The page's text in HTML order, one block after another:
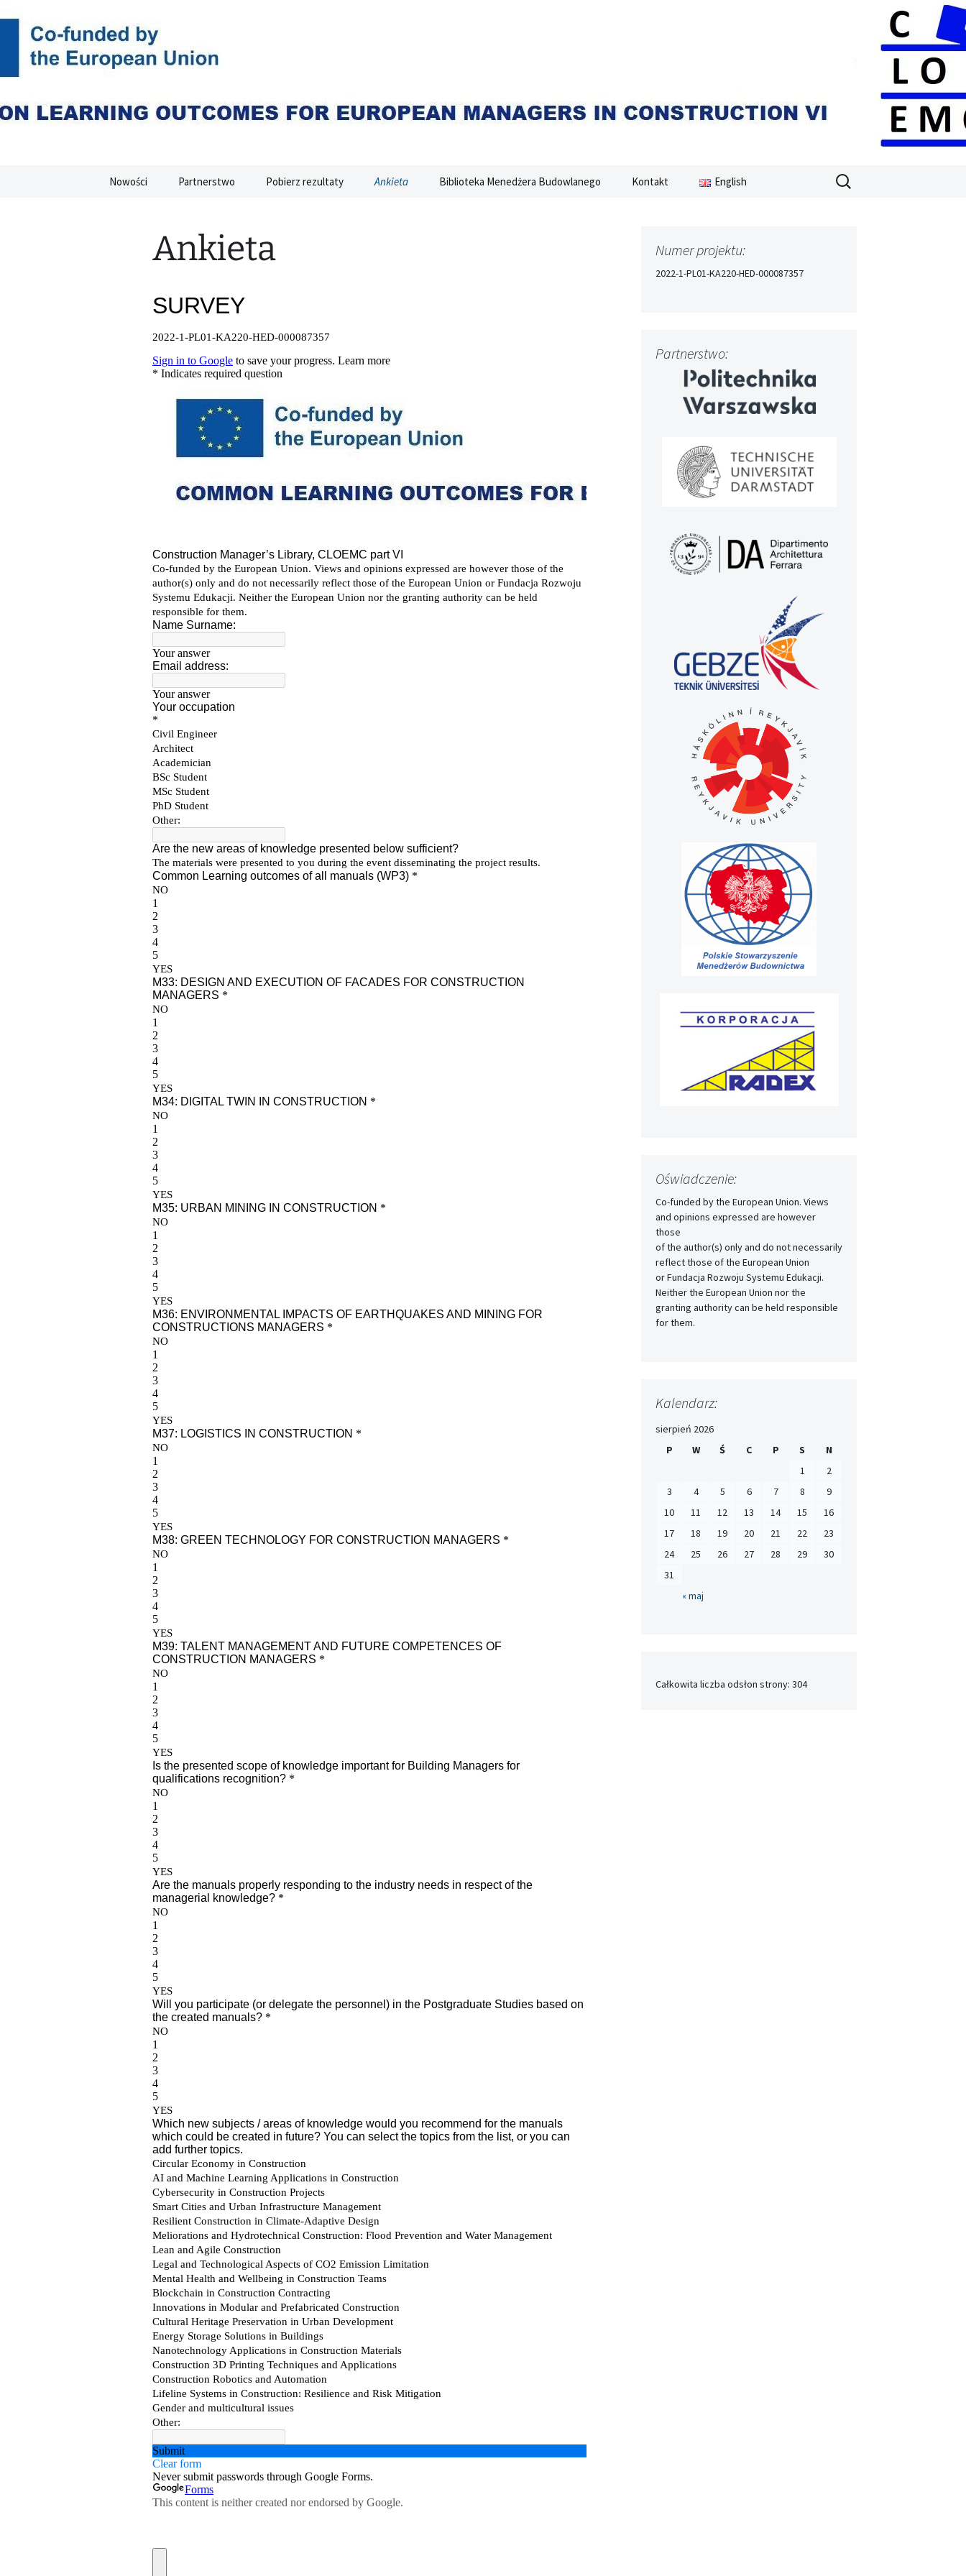
CLOEMC VI
Nowości Partnerstwo Pobierz rezultaty Ankieta Biblioteka Menedżera Budowlanego Kontakt English
Szukaj:
Ankieta Numer projektu:
2022-1-PL01-KA220-HED-000087357
Partnerstwo:
Oświadczenie:
Co-funded by the European Union. Views
and opinions expressed are however
those
of the author(s) only and do not necessarily
reflect those of the European Union
or Fundacja Rozwoju Systemu Edukacji.
Neither the European Union nor the
granting authority can be held responsible
for them.
Kalendarz:
sierpień 2026
P
W Ś C P S
N
1
2
3
4 5 6 7 8
9
10
11 12 13 14 15
16
17
18 19 20 21 22
23
24
25 26 27 28 29
30
31
« maj
Całkowita liczba odsłon strony: 304